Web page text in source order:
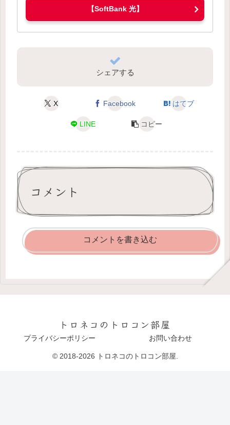
【SoftBank 光】
シェアする
X Facebook はてブ
LINE コピー
コメント
コメントを書き込む
トロネコのトロコン部屋
プライバシーポリシー お問い合わせ
© 2018-2026 トロネコのトロコン部屋.